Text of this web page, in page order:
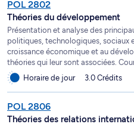
POL 2802
Théories du développement
Présentation et analyse des
politiques, technologiques, sociaux
croissance économique et au
théories qui leur sont associées.
Horaire de jour
3.0 Crédits
POL 2806
Théories des relations